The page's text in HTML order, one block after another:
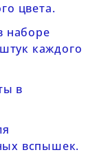
цвета.
наборе
каждого
в
вспышек.